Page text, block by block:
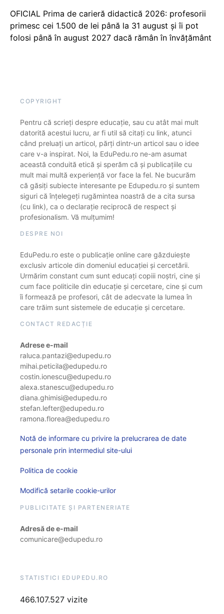
OFICIAL Prima de carieră didactică 2026: profesorii
primesc cei 1.500 de lei până la 31 august și îi pot
folosi până în august 2027 dacă rămân în învățământ
COPYRIGHT
Pentru că scrieți despre educație, sau cu atât mai mult
datorită acestui lucru, ar fi util să citați cu link, atunci
când preluați un articol, părți dintr-un articol sau o idee
care v-a inspirat. Noi, la EduPedu.ro ne-am asumat
această conduită etică și sperăm că și publicațiile cu
mult mai multă experiență vor face la fel. Ne bucurăm
că găsiți subiecte interesante pe Edupedu.ro și suntem
siguri că înțelegeți rugămintea noastră de a cita sursa
(cu link), ca o declarație reciprocă de respect și
profesionalism. Vă mulțumim!
DESPRE NOI
EduPedu.ro este o publicație online care găzduiește
exclusiv articole din domeniul educației și cercetării.
Urmărim constant cum sunt educați copiii noștri, cine și
cum face politicile din educație și cercetare, cine și cum
îi formează pe profesori, cât de adecvate la lumea în
care trăim sunt sistemele de educație și cercetare.
CONTACT REDACȚIE
Adrese e-mail
raluca.pantazi@edupedu.ro
mihai.peticila@edupedu.ro
costin.ionescu@edupedu.ro
alexa.stanescu@edupedu.ro
diana.ghimisi@edupedu.ro
stefan.lefter@edupedu.ro
ramona.florea@edupedu.ro
Notă de informare cu privire la prelucrarea de date
personale prin intermediul site-ului
Politica de cookie
Modifică setarile cookie-urilor
PUBLICITATE ȘI PARTENERIATE
Adresă de e-mail
comunicare@edupedu.ro
STATISTICI EDUPEDU.RO
466.107.527 vizite